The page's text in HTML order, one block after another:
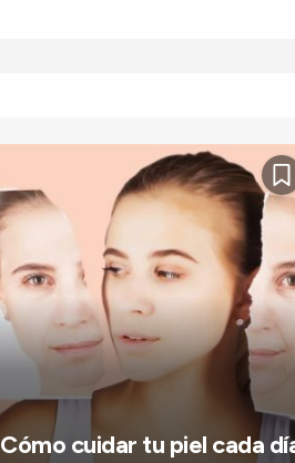
Cómo cuidar tu piel cada